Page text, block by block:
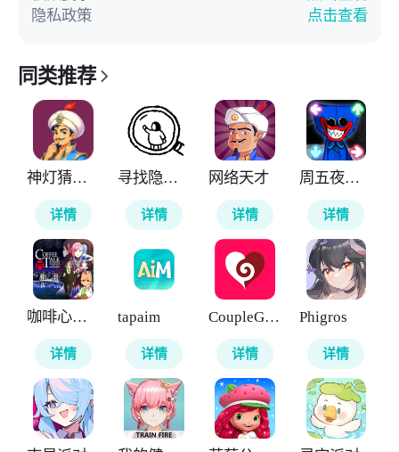
隐私政策
点击查看
同类推荐
神灯猜人名
详情
寻找隐藏的小人
详情
网络天才
详情
周五夜放克大蓝猫模组
详情
咖啡心语东京
详情
tapaim
详情
CoupleGame
详情
Phigros
详情